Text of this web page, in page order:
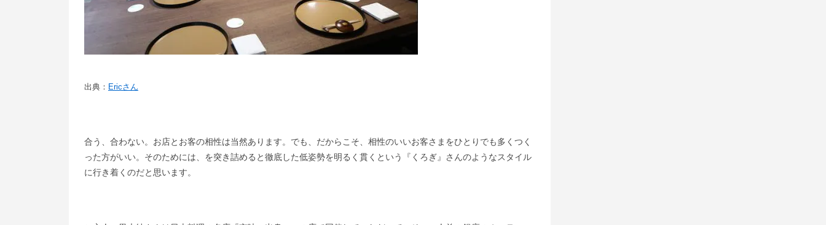
出典： Ericさん
合う、合わない。お店とお客の相性は当然あります。でも、だからこそ、相性のいいお客さまをひとりでも多くつく
った方がいい。そのためには、を突き詰めると徹底した低姿勢を明るく貫くという『くろぎ』さんのようなスタイル
に行き着くのだと思います。